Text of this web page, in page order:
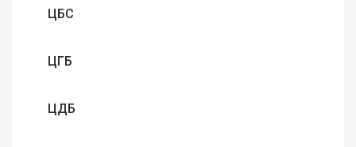
ЦБС
ЦГБ
ЦДБ